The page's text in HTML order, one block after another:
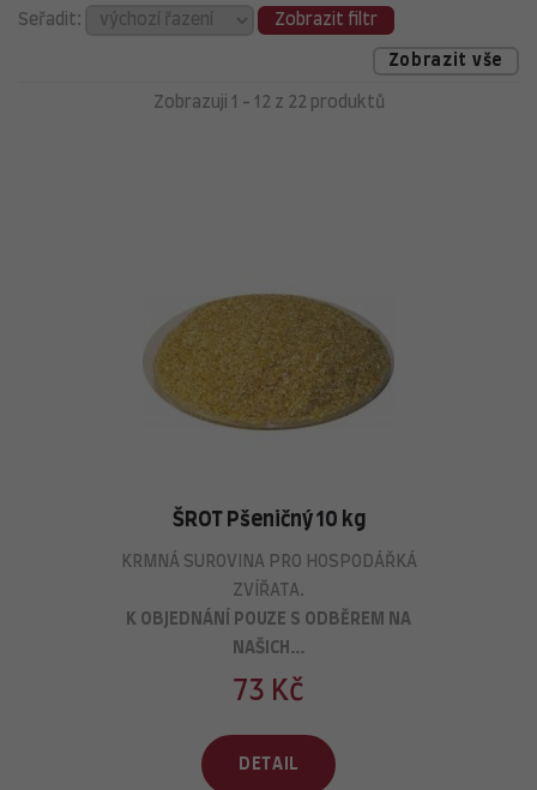
Seřadit: Zobrazit filtr
Zobrazit vše
Zobrazuji 1 - 12 z 22 produktů
ŠROT Pšeničný 10 kg
KRMNÁ SUROVINA PRO HOSPODÁŘKÁ
ZVÍŘATA.
K OBJEDNÁNÍ
POUZE S ODBĚREM NA
NAŠICH...
73 Kč
DETAIL